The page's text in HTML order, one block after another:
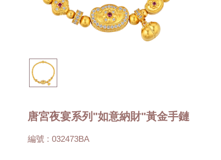
唐宮夜宴系列"如意納財"黃金手鏈
編號 : 032473BA